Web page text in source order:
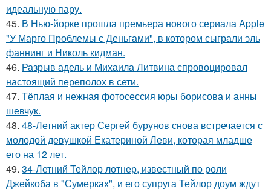
идеальную пару.
45. В Нью-йорке прошла премьера нового сериала Apple
"У Марго Проблемы с Деньгами", в котором сыграли эль
фаннинг и Николь кидман.
46. Разрыв адель и Михаила Литвина спровоцировал
настоящий переполох в сети.
47. Тёплая и нежная фотосессия юры борисова и анны
шевчук.
48. 48-Летний актер Сергей бурунов снова встречается с
молодой девушкой Екатериной Леви, которая младше
его на 12 лет.
49. 34-Летний Тейлор лотнер, известный по роли
Джейкоба в "Сумерках", и его супруга Тейлор доум ждут